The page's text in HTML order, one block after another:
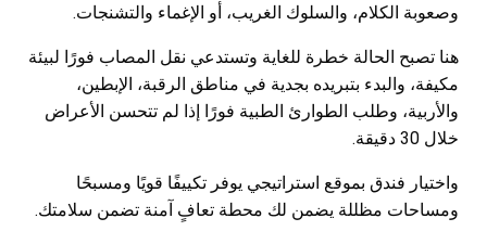
وصعوبة الكلام، والسلوك الغريب، أو الإغماء والتشنجات.
هنا تصبح الحالة خطرة للغاية وتستدعي نقل المصاب فورًا لبيئة
مكيفة، والبدء بتبريده بجدية في مناطق الرقبة، الإبطين،
والأربية، وطلب الطوارئ الطبية فورًا إذا لم تتحسن الأعراض
خلال 30 دقيقة.
واختيار فندق بموقع استراتيجي يوفر تكييفًا قويًا ومسبحًا
ومساحات مظللة يضمن لك محطة تعافٍ آمنة تضمن سلامتك.